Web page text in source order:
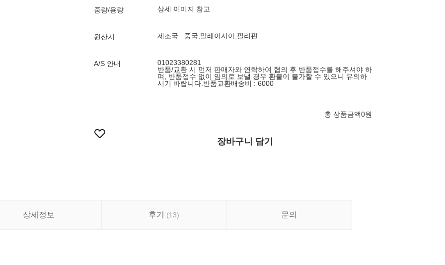
중량/용량 상세 이미지 참고
원산지 제조국 : 중국,말레이시아,필리핀
A/S 안내
01023380281
반품/교환 시 먼저 판매자와 연락하여 협의 후 반품접수를 해주셔야 하
며, 반품접수 없이 임의로 보낼 경우 환불이 불가할 수 있으니 유의하
시기 바랍니다.반품교환배송비 : 6000
총 상품금액0원
장바구니 담기
상세정보 후기 (13) 문의